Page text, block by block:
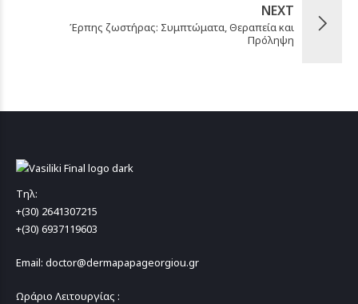
NEXT
Έρπης ζωστήρας: Συμπτώματα, Θεραπεία και
Πρόληψη
Τηλ:
+(30) 2641307215
+(30) 6937119603
Email: doctor@dermapapageorgiou.gr
Ωράριο Λειτουργίας :